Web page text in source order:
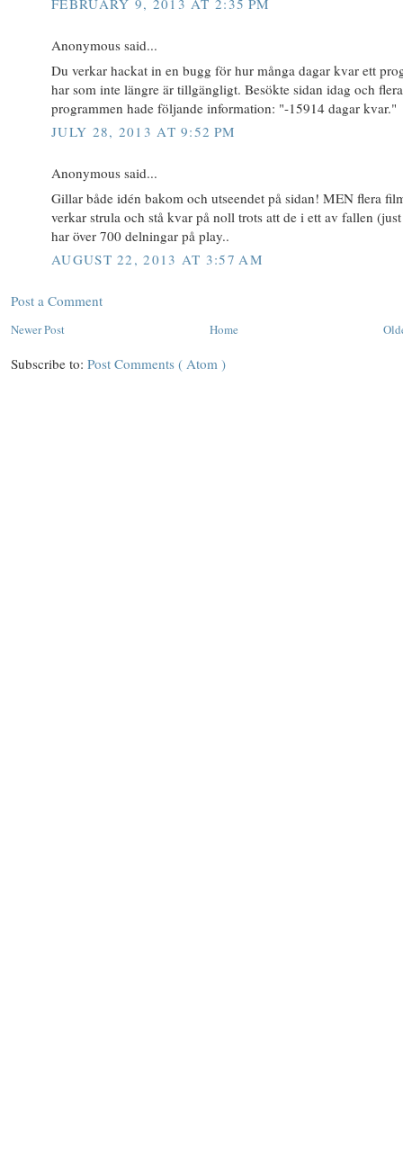
FEBRUARY 9, 2013 AT 2:35 PM
Anonymous said...
Du verkar hackat in en bugg för hur många dagar kvar ett
har som inte längre är tillgängligt. Besökte sidan idag och
programmen hade följande information: "-15914 dagar kvar."
JULY 28, 2013 AT 9:52 PM
Anonymous said...
Gillar både idén bakom och utseendet på sidan! MEN flera
verkar strula och stå kvar på noll trots att de i ett av fallen
har över 700 delningar på play..
AUGUST 22, 2013 AT 3:57 AM
Post a Comment
Newer Post Home
Subscribe to: Post Comments ( Atom )